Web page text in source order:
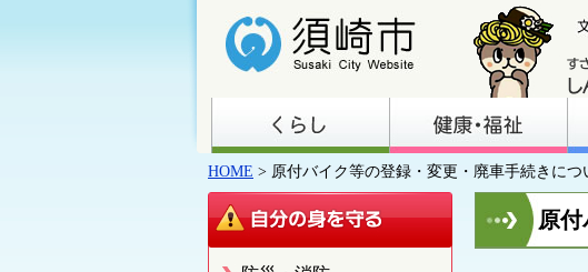
HOME > 原付バイク等の登録・変更・廃車手続きにつ
原